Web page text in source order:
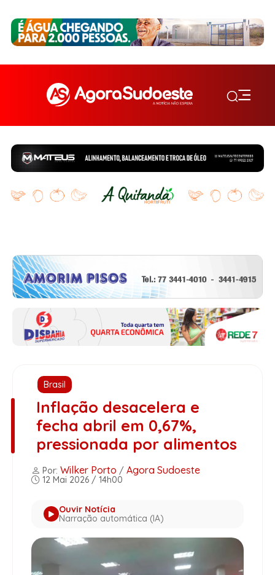
Brasil
Inflação desacelera e
fecha abril em 0,67%,
pressionada por alimentos
Por: Wilker Porto / Agora Sudoeste
12 Mai 2026 / 14h00
Ouvir Notícia
Narração automática (IA)